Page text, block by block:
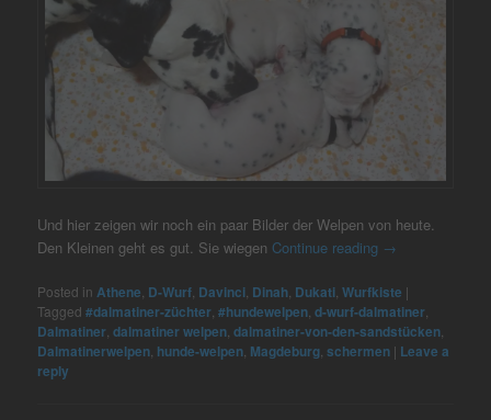
Und hier zeigen wir noch ein paar Bilder der Welpen von heute.
Den Kleinen geht es gut. Sie wiegen Continue reading →
Posted in Athene D-Wurf Davinci Dinah Dukati ,Wurfkiste |
Tagged #dalmatiner-züchter ,#hundewelpen ,d-wurf-dalmatiner
Dalmatiner ,dalmatiner welpen ,dalmatiner-von-den-sandstücken
Dalmatinerwelpen hunde-welpen Magdeburg ,schermen | Leave a
reply